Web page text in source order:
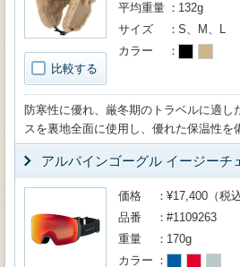
比較する
平均重量
132g
サイズ
S、M、L
カラー
防寒性に優れ、厳冬期のトラベルに適し
スを裏地全面に使用し、優れた保温性を
アルパインゴーグル イージーチ
価格
¥17,400（税込
品番
#1109263
重量
170g
カラー